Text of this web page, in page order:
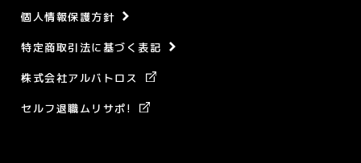
個人情報保護方針
特定商取引法に基づく表記
株式会社アルバトロス
セルフ退職ムリサポ!